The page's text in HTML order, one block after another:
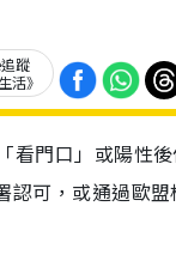
蹤
活》
看門口」或陽性
認可，或通過歐盟